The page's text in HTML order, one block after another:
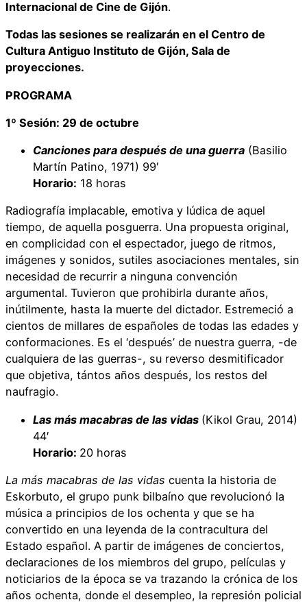
Internacional de Cine de Gijón.
Todas las sesiones se realizarán en el Centro de
Cultura Antiguo Instituto de Gijón, Sala de
proyecciones.
PROGRAMA
1º Sesión: 29 de octubre
Canciones para después de una guerra (Basilio
Martín Patino, 1971) 99′
Horario: 18 horas
Radiografía implacable, emotiva y lúdica de aquel
tiempo, de aquella posguerra. Una propuesta original,
en complicidad con el espectador, juego de ritmos,
imágenes y sonidos, sutiles asociaciones mentales, sin
necesidad de recurrir a ninguna convención
argumental. Tuvieron que prohibirla durante años,
inútilmente, hasta la muerte del dictador. Estremeció a
cientos de millares de españoles de todas las edades y
conformaciones. Es el ‘después’ de nuestra guerra, -de
cualquiera de las guerras-, su reverso desmitificador
que objetiva, tántos años después, los restos del
naufragio.
Las más macabras de las vidas (Kikol Grau, 2014)
44′
Horario: 20 horas
La más macabras de las vidas cuenta la historia de
Eskorbuto, el grupo punk bilbaíno que revolucionó la
música a principios de los ochenta y que se ha
convertido en una leyenda de la contracultura del
Estado español. A partir de imágenes de conciertos,
declaraciones de los miembros del grupo, películas y
noticiarios de la época se va trazando la crónica de los
años ochenta, donde el desempleo, la represión policial